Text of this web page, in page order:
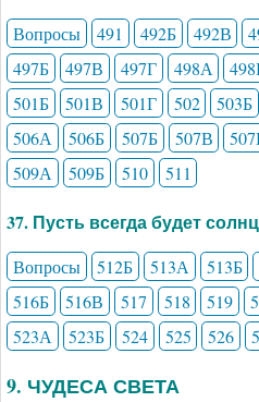
Вопросы 491 492Б 492В
497Б
497В 497Г 498А
501Б
501В 501Г 502 503Б
506А
506Б 507Б 507В
509А
509Б 510 511
37. Пусть всегда будет
Вопросы 512Б 513А 513Б
516Б
516В 517 518 519
523А
523Б 524 525 526
9. ЧУДЕСА СВЕТА